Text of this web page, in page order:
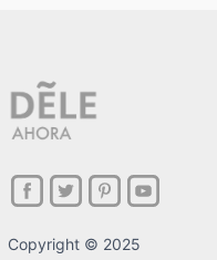
Copyright © 2025